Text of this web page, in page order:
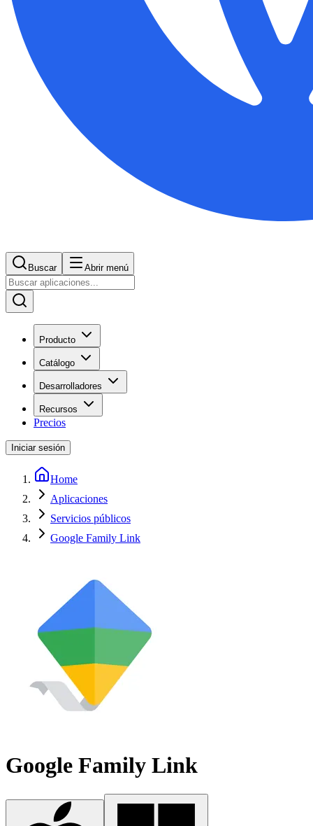
Buscar Abrir menú
Producto
Catálogo
Desarrolladores
Recursos
Precios
Iniciar sesión
Home
Aplicaciones
Servicios públicos
Google Family Link
Google Family Link